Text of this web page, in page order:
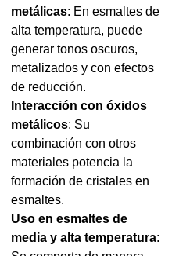
metálicas: En esmaltes de
alta temperatura, puede
generar tonos oscuros,
metalizados y con efectos
de reducción.
Interacción con óxidos
metálicos: Su
combinación con otros
materiales potencia la
formación de cristales en
esmaltes.
Uso en esmaltes de
media y alta temperatura: